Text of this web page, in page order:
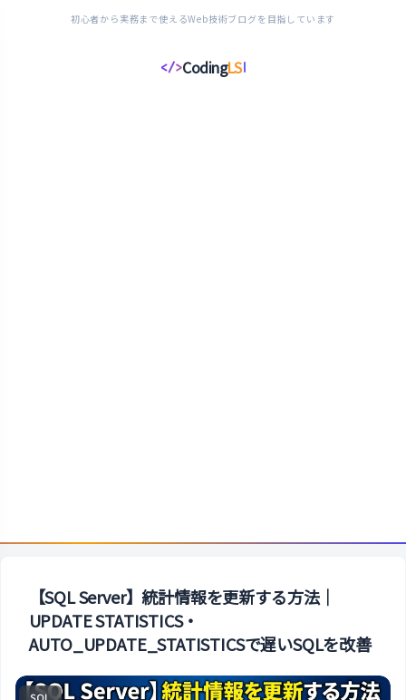
初心者から実務まで使えるWeb技術ブログを目指しています
</>CodingLS
コ
【SQL Server】統計情報を更新する方法｜
UPDATE STATISTICS・
AUTO_UPDATE_STATISTICSで遅いSQLを改善
SQL